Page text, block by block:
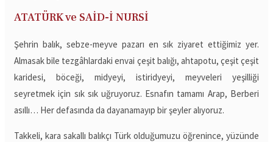
ATATÜRK ve SAİD-İ NURSİ
Şehrin balık, sebze-meyve pazarı en sık ziyaret ettiğimiz yer.
Almasak bile tezgâhlardaki envai çeşit balığı, ahtapotu, çeşit çeşit
karidesi, böceği, midyeyi, istiridyeyi, meyveleri yeşilliği
seyretmek için sık sık uğruyoruz. Esnafın tamamı Arap, Berberi
asıllı… Her defasında da dayanamayıp bir şeyler alıyoruz.
Takkeli, kara sakallı balıkçı Türk olduğumuzu öğrenince, yüzünde